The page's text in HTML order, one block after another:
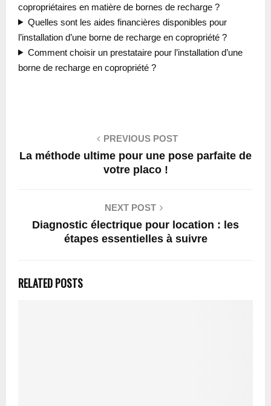
copropriétaires en matière de bornes de recharge ?
Quelles sont les aides financières disponibles pour
l’installation d’une borne de recharge en copropriété ?
Comment choisir un prestataire pour l’installation d’une
borne de recharge en copropriété ?
PREVIOUS POST
La méthode ultime pour une pose parfaite de
votre placo !
NEXT POST
Diagnostic électrique pour location : les
étapes essentielles à suivre
RELATED POSTS